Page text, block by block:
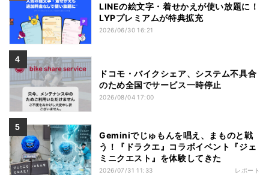
LINEの絵文字・着せかえが使い放題に！
LYPプレミアムが特典拡充
2026/06/30 16:21
ドコモ・バイクシェア、システム不具合
のため全国でサービス一時停止
2026/08/04 17:00
Geminiでじゅもんを唱え、まものと戦
う！『ドラクエ』コラボイベント『ジェ
ミニクエスト』を体験してきた
2026/07/31 11:33 レポート